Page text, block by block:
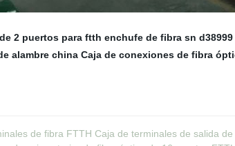
2 puertos para ftth enchufe de fibra sn
alambre china Caja de conexiones de fibra
de fibra FTTH Caja de terminales de salida